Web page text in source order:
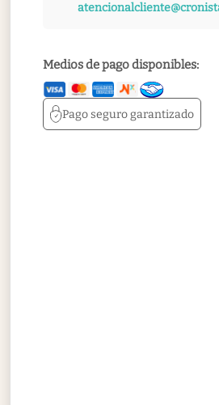
Medios de pago disponibles:
Pago segurogarantizado